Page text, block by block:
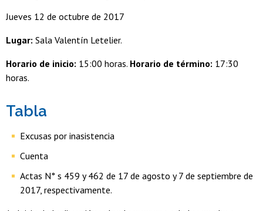
Jueves 12 de octubre de 2017
Lugar: Sala Valentín Letelier.
Horario de inicio: 15:00 horas. Horario de término: 17:30
horas.
Tabla
Excusas por inasistencia
Cuenta
Actas N° s 459 y 462 de 17 de agosto y 7 de septiembre de
2017, respectivamente.